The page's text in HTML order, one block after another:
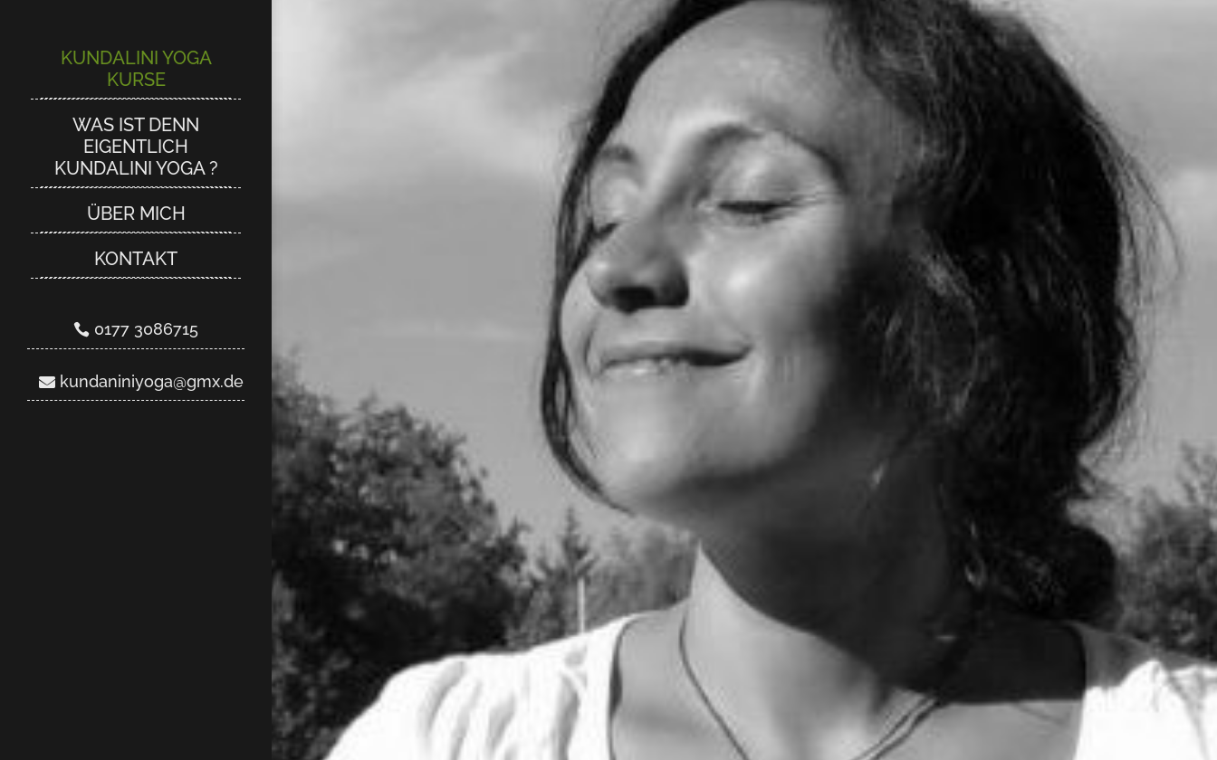
KUNDALINI YOGA
KURSE
WAS IST DENN
EIGENTLICH
KUNDALINI YOGA ?
ÜBER MICH
KONTAKT
0177 3086715
kundaniniyoga@gmx.de
KUNDALINI YOGA
KURSE
WAS IST DENN
EIGENTLICH
KUNDALINI YOGA ?
ÜBER MICH
KONTAKT
0177 3086715
kundaniniyoga@gmx.de